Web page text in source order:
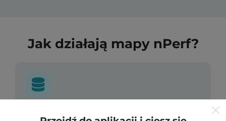
Jak działają mapy nPerf?
Skąd pochodzą dane?